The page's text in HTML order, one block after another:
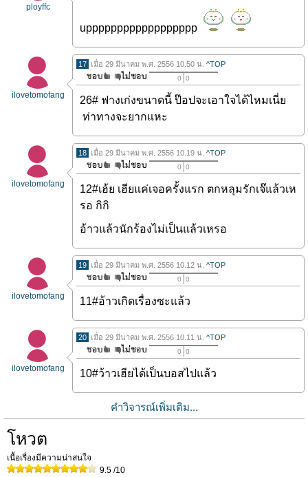
ployffc
upppppppppppppppppp
ilovetomofang
17 เมื่อ 29 มีนาคม พ.ศ. 2556 10.50 น. ^TOP
0 0
26# ฟางเก่งขนาดนี้ ป๊อปจะเอาใจได้ไหมเนี่ย
ท่าทางจะยากแหะ
ilovetomofang
18 เมื่อ 29 มีนาคม พ.ศ. 2556 10.19 น. ^TOP
0 0
12#เฮ้ย เฮียแค่เจอครั้งแรก ตกหลุมรักเจ๊แล้วเห
รอ กิกิ
อ้าวแล้วนักร้องไม่เป็นแล้วเหรอ
ilovetomofang
19 เมื่อ 29 มีนาคม พ.ศ. 2556 10.12 น. ^TOP
0 0
11#อ้าวเกิดเรื่องซะแล้ว
ilovetomofang
20 เมื่อ 29 มีนาคม พ.ศ. 2556 10.11 น. ^TOP
0 0
10#ว้าวเฮียได้เป็นบอสไปแล้ว
คำวิจารณ์เพิ่มเติม...
โหวต
เนื้อเรื่องมีความน่าสนใจ
9.5 /10